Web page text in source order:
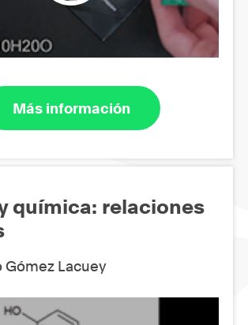
Más información
química: relaciones
Gómez Lacuey